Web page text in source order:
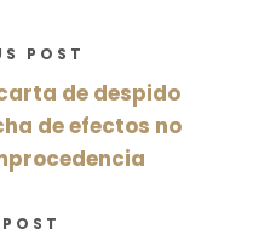
POST
de despido
de efectos no